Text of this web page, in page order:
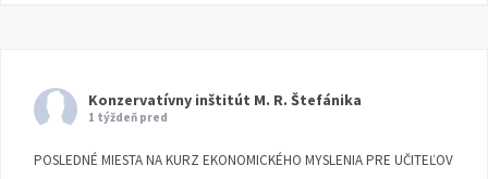
Konzervatívny inštitút M. R. Štefánika
1 týždeň pred
POSLEDNÉ MIESTA NA KURZ EKONOMICKÉHO MYSLENIA PRE UČITEĽOV